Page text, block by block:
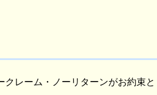
レーム・ノーリターンがお約束と